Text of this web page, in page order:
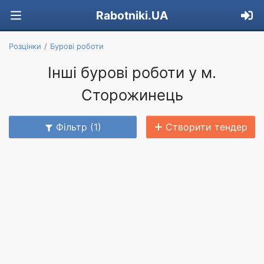
Rabotniki.UA
Розцінки Бурові роботи
Інші бурові роботи у м.
Сторожинець
Фільтр (1) Створити тендер